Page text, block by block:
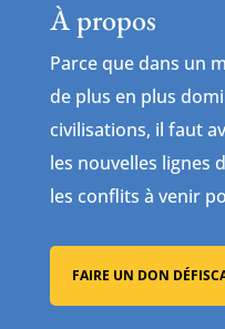
À propos
Parce que dans un
de plus en plus
civilisations, il faut
les nouvelles lignes
les conflits à venir
FAIRE UN DON